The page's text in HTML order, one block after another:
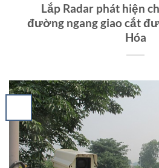
Lắp Radar phát hiện
đường ngang giao cắt
Hóa